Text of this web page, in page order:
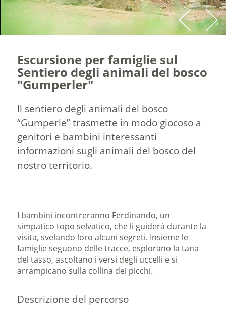
Escursione per famiglie sul
Sentiero degli animali del bosco
"Gumperler"
Il sentiero degli animali del bosco
“Gumperle” trasmette in modo giocoso a
genitori e bambini interessanti
informazioni sugli animali del bosco del
nostro territorio.
I bambini incontreranno Ferdinando, un
simpatico topo selvatico, che li guiderà durante la
visita, svelando loro alcuni segreti. Insieme le
famiglie seguono delle tracce, esplorano la tana
del tasso, ascoltano i versi degli uccelli e si
arrampicano sulla collina dei picchi.
Descrizione del percorso